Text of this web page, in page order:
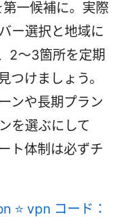
一候補に。実際
ー選択と地域に
2〜3箇所を定期
つけましょう。
ンや長期プラン
を選ぶにして
ト体制は必ずチ
⭐ vpn コード：